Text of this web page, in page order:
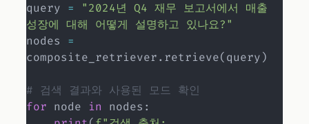
query =
"2024년 Q4 재무 보고서에서 매출
성장에 대해 어떻게 설명하고 있나요?"
nodes =
composite_retriever. retrieve(query)
# 검색 결과와 사용된 모드 확인
for node in nodes :